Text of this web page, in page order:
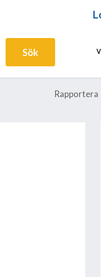
Sök
Rapportera